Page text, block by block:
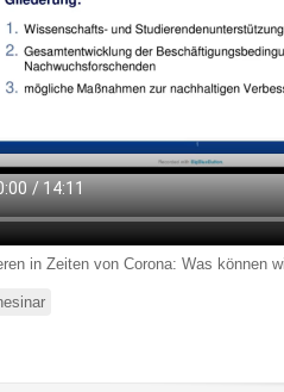
in Zeiten von Corona: Was können